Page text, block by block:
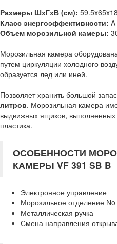
Размеры ШхГхВ (см):
Класс энергоэффективности:
Объем морозильной камеры:
Морозильная камера
путем циркуляции холодного
образуется лед или иней.
Позволяет хранить большой
литров. Морозильная камера
выдвижных ящиков, выполненных
пластика.
ОСОБЕННОСТИ
КАМЕРЫ VF 391 SB B
Электронное управление
Морозильное отделение
Металлическая ручка
Смена направления